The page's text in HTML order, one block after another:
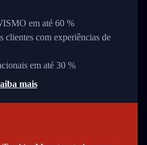
em até 60 %
clientes com experiências de
em até 30 %
mais